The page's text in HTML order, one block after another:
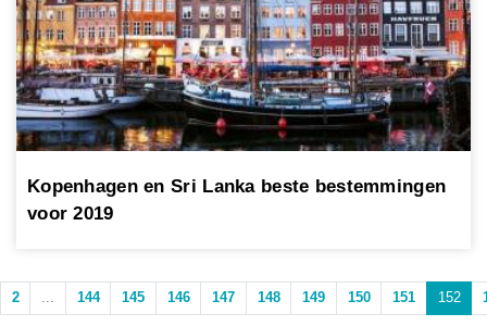
Kopenhagen en Sri Lanka beste bestemmingen
voor 2019
2 ... 144 145 146 147 148 149 150 151 152